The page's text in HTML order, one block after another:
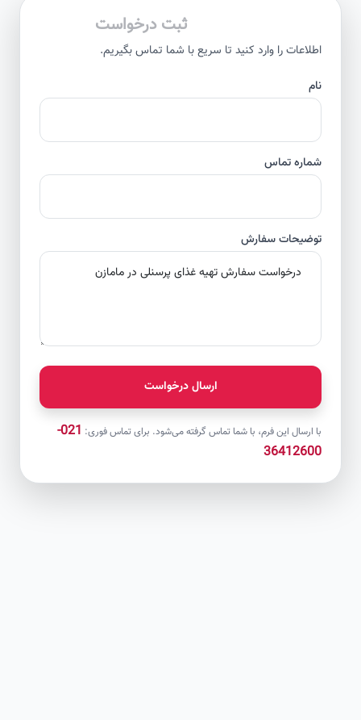
ثبت درخواست
اطلاعات را وارد کنید تا سریع با شما تماس بگیریم.
شماره تماس
توضیحات سفارش
ارسال درخواست
با ارسال این فرم، با شما تماس گرفته می‌شود. برای تماس فوری:
021-
36412600